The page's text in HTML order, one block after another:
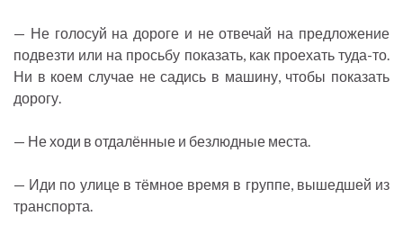
— Не голосуй на дороге и не отвечай на предложение
подвезти или на просьбу показать, как проехать туда-то.
Ни в коем случае не садись в машину, чтобы показать
дорогу.
— Не ходи в отдалённые и безлюдные места.
— Иди по улице в тёмное время в группе, вышедшей из
транспорта.